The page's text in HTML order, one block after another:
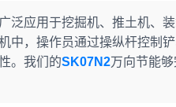
泛应用于挖掘机、推土机、
中，操作员通过操纵杆控制
。我们的SK07N2万向节能